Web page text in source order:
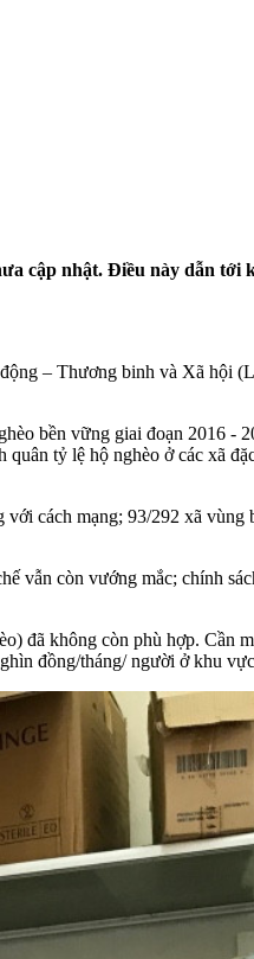
cập nhật. Điều này dẫn
– Thương binh và Xã hội
bền vững giai đoạn 2016 -
tỷ lệ hộ nghèo ở các xã
cách mạng; 93/292 xã
vẫn còn vướng mắc; chính
đã không còn phù hợp. Cần
đồng/tháng/ người ở khu